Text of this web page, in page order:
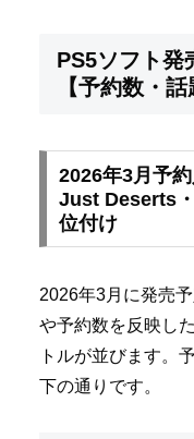
PS5ソフト発
【予約数・
2026年3月予
Just Deserts
位付け
2026年3月に発売
や予約数を反映し
トルが並びます。
下の通りです。